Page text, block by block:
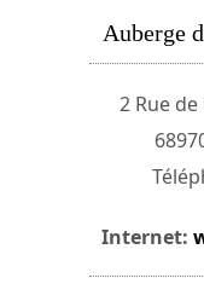
Auberge
2 Rue
Internet: